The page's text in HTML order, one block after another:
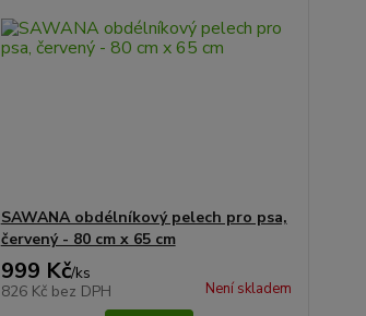
SAWANA obdélníkový pelech pro psa,
červený - 80 cm x 65 cm
999 Kč/ks
826 Kč bez DPH Není skladem